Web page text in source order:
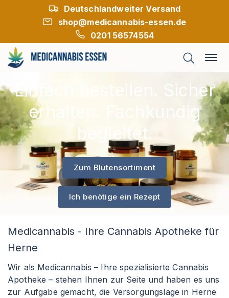
Deutschlandweiter Versand
shop@medicannabis-essen.de
0201 56574554
Einfach bestellen. Sicher
erhalten. Fachkundig
begleitet.
Zum Blütensortiment
Ich benötige ein Rezept
Medicannabis - Ihre Cannabis Apotheke für
Herne
Wir als Medicannabis – Ihre spezialisierte Cannabis
Apotheke – stehen Ihnen zur Seite und haben es uns
zur Aufgabe gemacht, die Versorgungslage in Herne